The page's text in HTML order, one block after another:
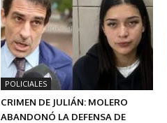
POLICIALES
CRIMEN DE JULIÁN: MOLERO
ABANDONÓ LA DEFENSA DE